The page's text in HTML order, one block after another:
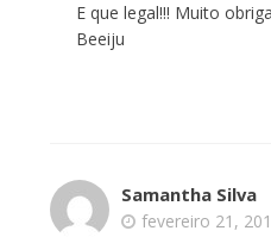
E que legal!!! Muito
Beeiju
Samantha Silva
fevereiro 21,